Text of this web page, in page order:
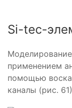
Si-tec-
применением
помощью
каналы (рис.